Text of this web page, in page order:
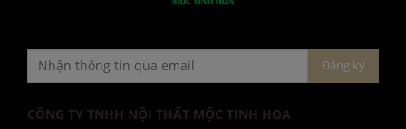
CÔNG TY TNHH NỘI THẤT MỘC TINH HOA